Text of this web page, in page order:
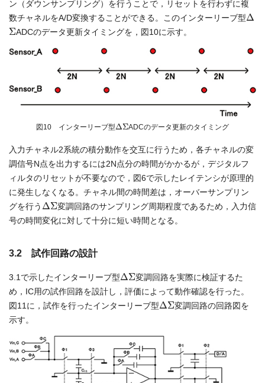
ン（ダウンサンプリング）を行うことで，リセットを行わずに複
数チャネルをA/D変換することができる。このインターリーブ型 Δ
ΣADCのデータ更新タイミングを，図10に示す。
図10 インターリーブ型 Δ ΣADCのデータ更新のタイミング
入力チャネル2系統の積分動作を交互に行うため，各チャネルの変
調信号N点を出力するには2N点分の時間がかかるが，デジタルフ
ィルタのリセットが不要なので，図6で示したレイテンシが原理的
に発生しなくなる。チャネル間の時間差は，オーバーサンプリン
グを行う Δ Σ変調回路のサンプリング周期程度であるため，入力信
号の時間変化に対して十分に短い時間となる。
3.2 試作回路の設計
3.1で示したインターリーブ型 Δ Σ変調回路を実際に検証するた
め，IC用の試作回路を設計し，評価によって動作確認を行った。
図11に，試作を行ったインターリーブ型 Δ Σ変調回路の回路図を
示す。